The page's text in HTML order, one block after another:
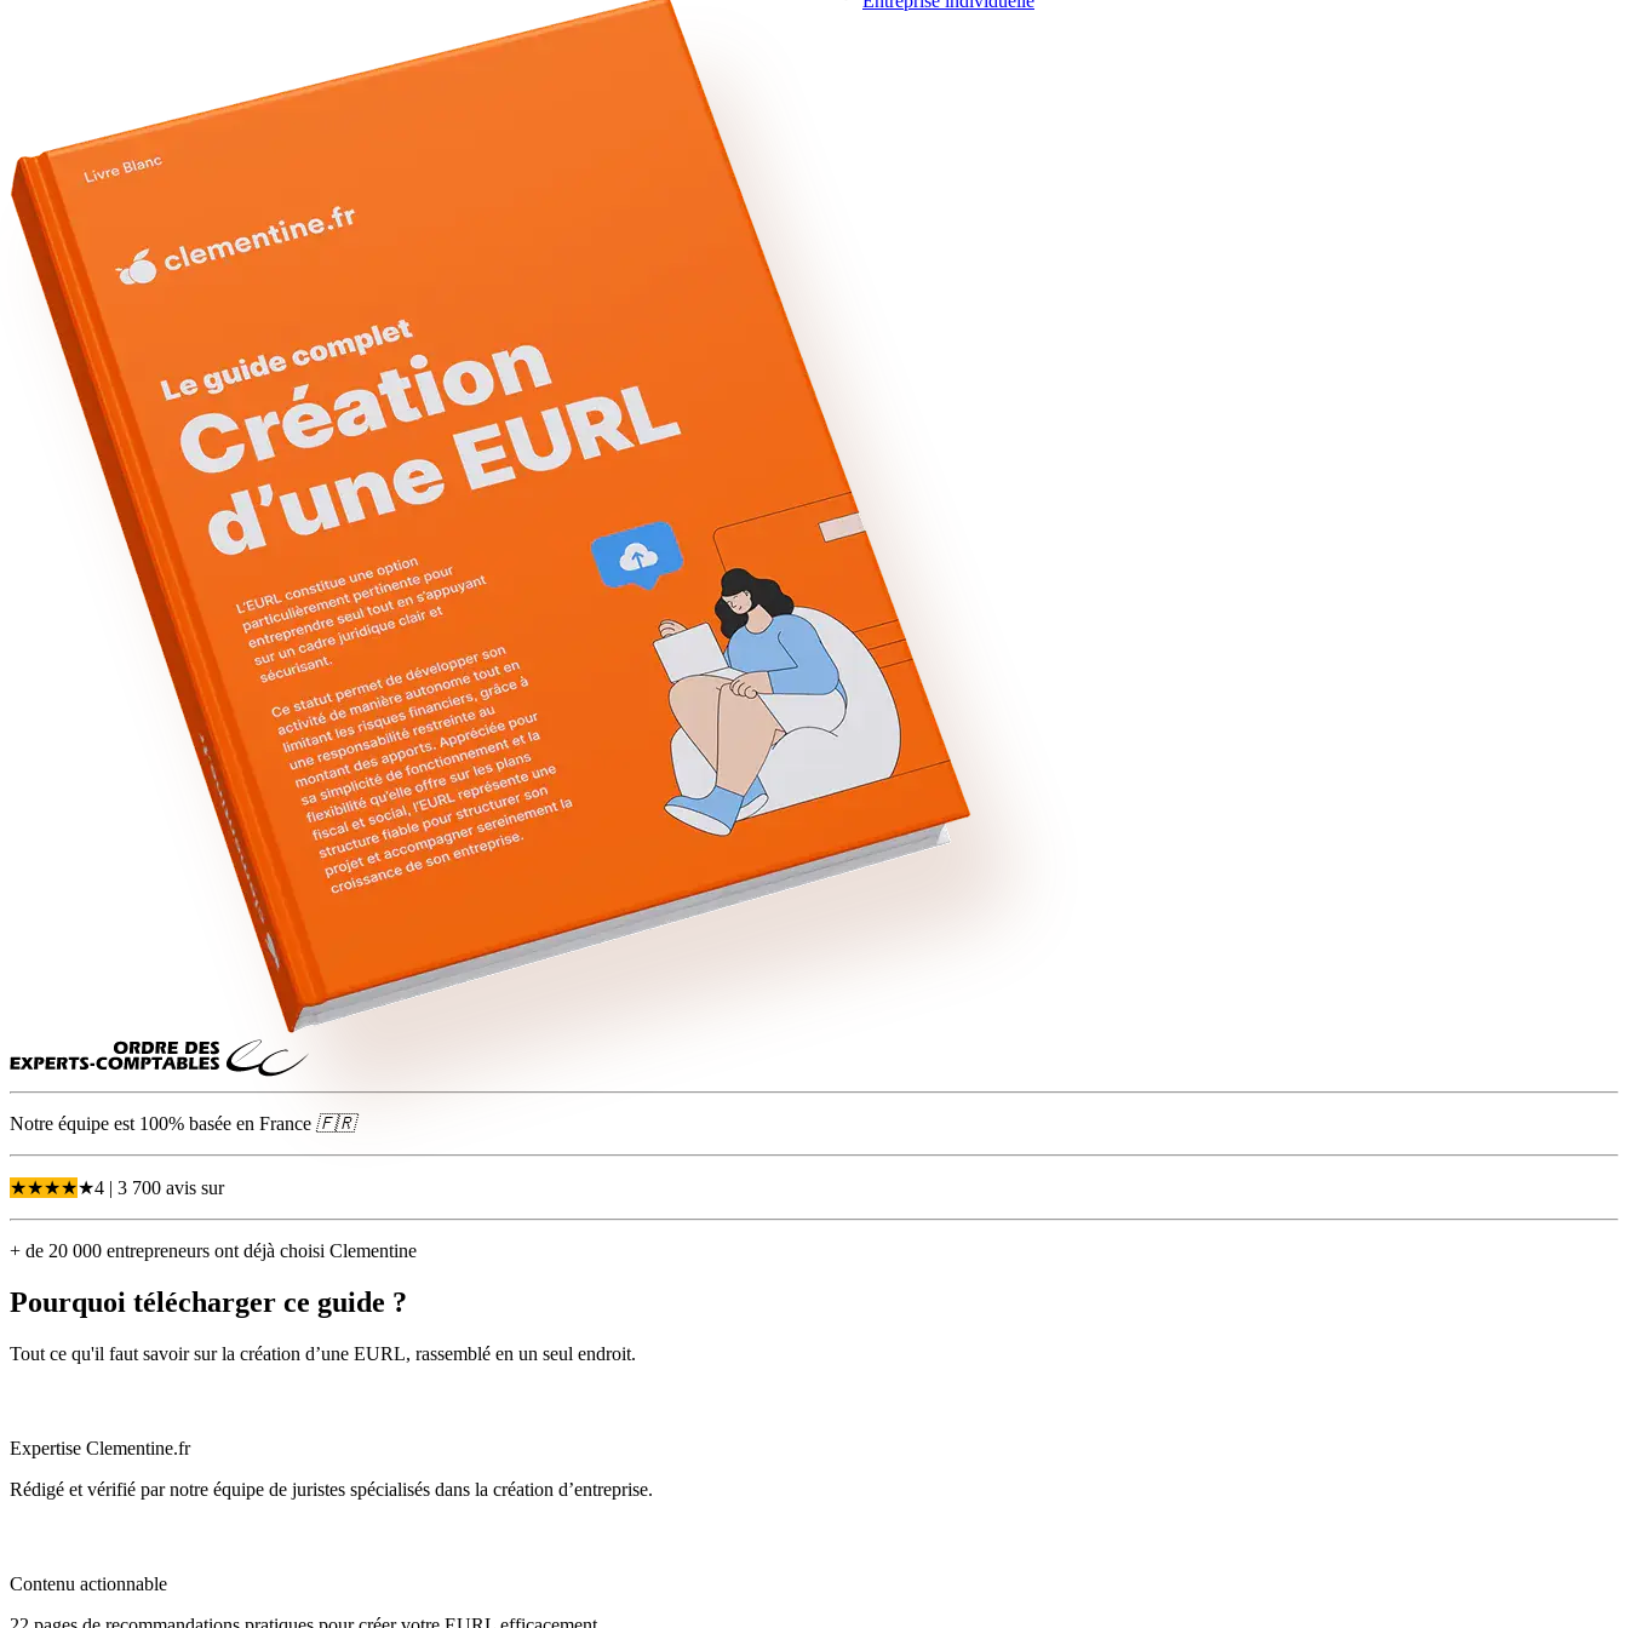
Notre équipe est 100% basée en France 🇫🇷
★★★★★4 | 3 700 avis sur
+ de 20 000 entrepreneurs ont déjà choisi Clementine
Pourquoi télécharger ce guide ?
Tout ce qu'il faut savoir sur la création d’une EURL, rassemblé en un seul endroit.
Expertise Clementine.fr
Rédigé et vérifié par notre équipe de juristes spécialisés dans la création d’entreprise.
Contenu actionnable